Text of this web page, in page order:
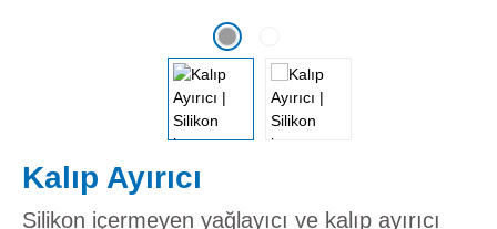
Kalıp Ayırıcı
Silikon içermeyen yağlayıcı ve kalıp ayırıcı